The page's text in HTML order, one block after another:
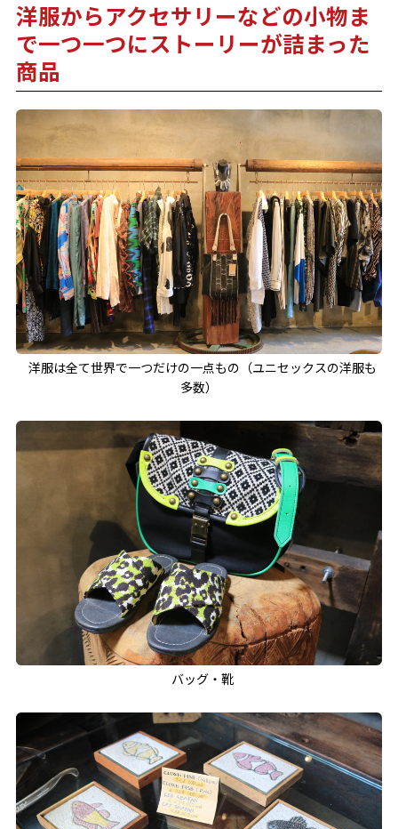
洋服からアクセサリーなどの小物ま
で一つ一つにストーリーが詰まった
商品
洋服は全て世界で一つだけの一点もの（ユニセックスの洋服も
多数）
バッグ・靴